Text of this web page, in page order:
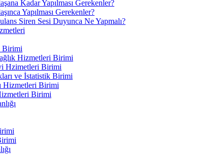
Kadar Yapılması Gerekenler?
Yapılması Gerekenler?
Siren Sesi Duyunca Ne Yapmalı?
Birimi
Hizmetleri Birimi
Hzimetleri Birimi
ve İstatistik Birimi
Hizmetleri Birimi
Birimi